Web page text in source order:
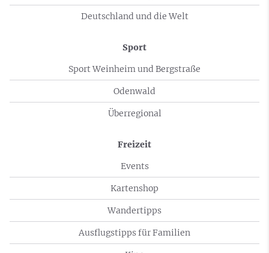
Deutschland und die Welt
Sport
Sport Weinheim und Bergstraße
Odenwald
Überregional
Freizeit
Events
Kartenshop
Wandertipps
Ausflugstipps für Familien